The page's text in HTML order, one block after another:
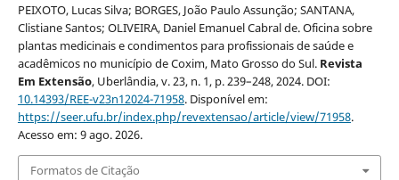
PEIXOTO, Lucas Silva; BORGES, João Paulo Assunção; SANTANA,
Clistiane Santos; OLIVEIRA, Daniel Emanuel Cabral de. Oficina sobre
plantas medicinais e condimentos para profissionais de saúde e
acadêmicos no município de Coxim, Mato Grosso do Sul. Revista
Em Extensão, Uberlândia, v. 23, n. 1, p. 239–248, 2024. DOI:
10.14393/REE-v23n12024-71958. Disponível em:
https://seer.ufu.br/index.php/revextensao/article/view/71958.
Acesso em: 9 ago. 2026.
Formatos de Citação